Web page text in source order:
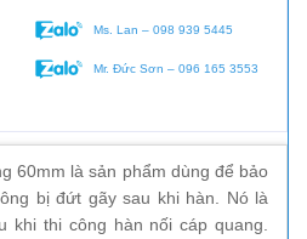
Ms. Lan – 098 939 5445
Mr. Đức Sơn – 096 165 3553
60mm là sản phẩm dùng để bảo
bị đứt gãy sau khi hàn. Nó là
khi thi công hàn nối cáp quang.